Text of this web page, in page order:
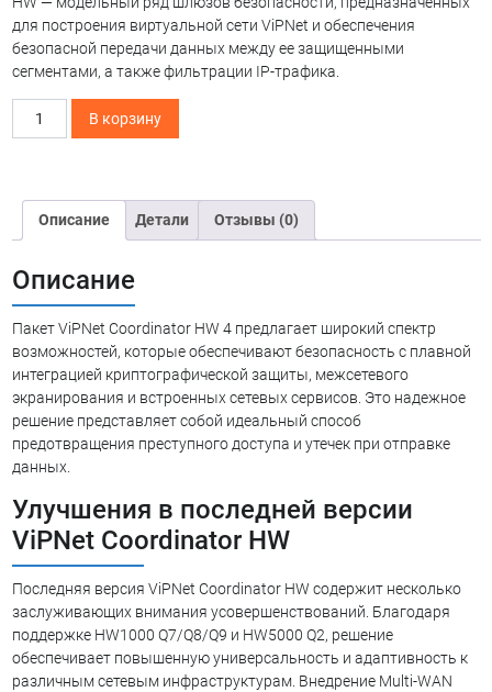
для построения виртуальной сети ViPNet и обеспечения
безопасной передачи данных между ее защищенными
сегментами, а также фильтрации IP-трафика.
HW
В корзину
Описание Детали Отзывы (0)
Описание
Пакет ViPNet Coordinator HW 4 предлагает широкий спектр
возможностей, которые обеспечивают безопасность с плавной
интеграцией криптографической защиты, межсетевого
экранирования и встроенных сетевых сервисов. Это надежное
решение представляет собой идеальный способ
предотвращения преступного доступа и утечек при отправке
данных.
Улучшения в последней версии
ViPNet Coordinator HW
Последняя версия ViPNet Coordinator HW содержит несколько
заслуживающих внимания усовершенствований. Благодаря
поддержке HW1000 Q7/Q8/Q9 и HW5000 Q2, решение
обеспечивает повышенную универсальность и адаптивность к
различным сетевым инфраструктурам. Внедрение Multi-WAN